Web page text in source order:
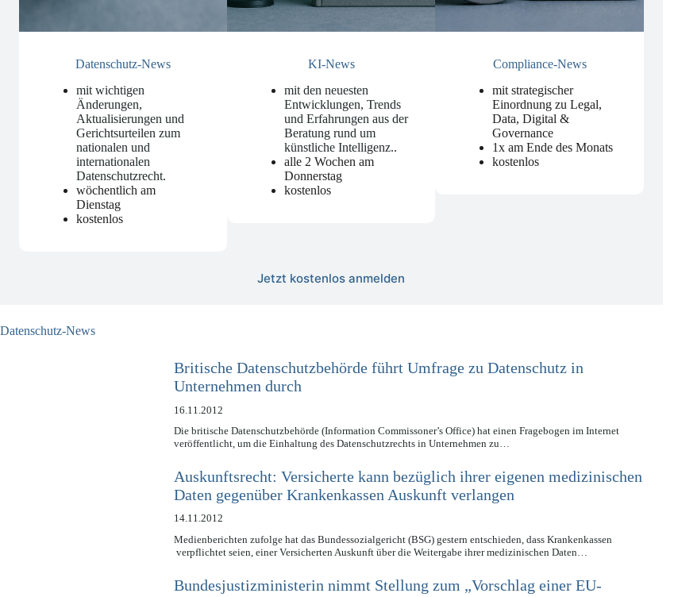
Datenschutz-News
mit wichtigen
Änderungen,
Aktualisierungen und
Gerichtsurteilen zum
nationalen und
internationalen
Datenschutzrecht.
wöchentlich am
Dienstag
kostenlos
KI-News
mit den neuesten
Entwicklungen, Trends
und Erfahrungen aus der
Beratung rund um
künstliche Intelligenz..
alle 2 Wochen am
Donnerstag
kostenlos
Compliance-News
mit strategischer
Einordnung zu Legal,
Data, Digital &
Governance
1x am Ende des Monats
kostenlos
Jetzt kostenlos anmelden
Datenschutz-News
Britische Datenschutzbehörde führt Umfrage zu Datenschutz in
Unternehmen durch
16.11.2012
Die britische Datenschutzbehörde (Information Commissoner’s Office) hat einen Fragebogen im Internet
veröffentlicht, um die Einhaltung des Datenschutzrechts in Unternehmen zu…
Auskunftsrecht: Versicherte kann bezüglich ihrer eigenen medizinischen
Daten gegenüber Krankenkassen Auskunft verlangen
14.11.2012
Medienberichten zufolge hat das Bundessozialgericht (BSG) gestern entschieden, dass Krankenkassen
verpflichtet seien, einer Versicherten Auskunft über die Weitergabe ihrer medizinischen Daten…
Bundesjustizministerin nimmt Stellung zum „Vorschlag einer EU-